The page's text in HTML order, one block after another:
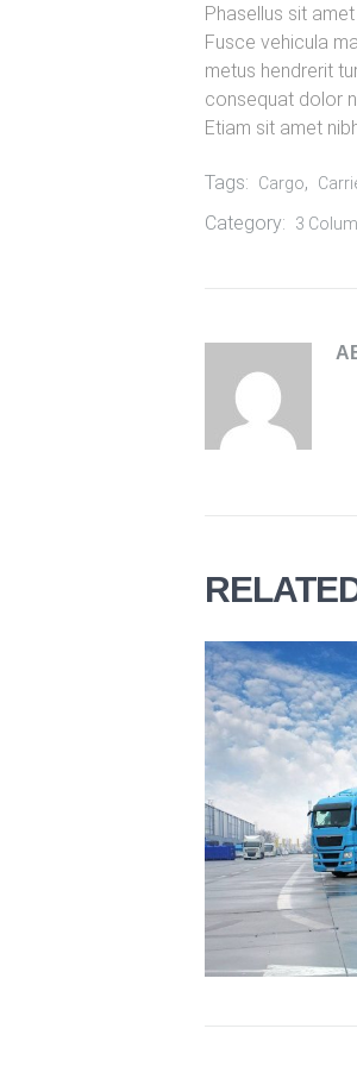
Phasellus sit
Fusce vehicula
metus hendrerit
consequat dolor
Etiam sit amet
Tags: Cargo,
Category: 3